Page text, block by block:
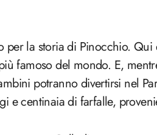
per la storia di Pinocchio.
famoso del mondo. E,
potranno divertirsi nel
e centinaia di farfalle,